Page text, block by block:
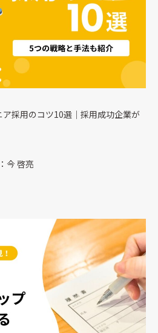
ア採用のコツ10選｜採用成功企業が
今 啓亮